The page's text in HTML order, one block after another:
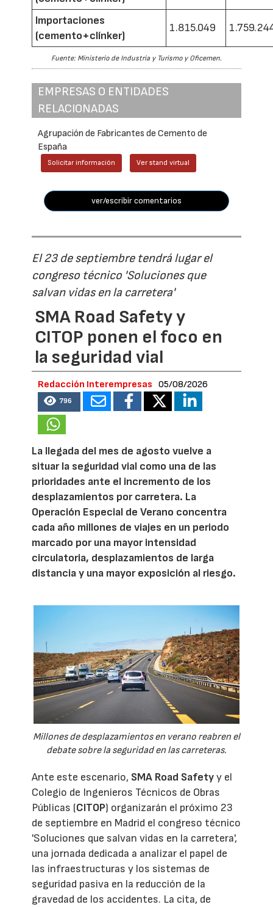
Importaciones
(cemento+clínker)
1.815.049
Fuente: Ministerio de Industria y Turismo y Oficemen.
EMPRESAS O ENTIDADES
RELACIONADAS
Agrupación de Fabricantes de Cemento de
España
Solicitar información Ver stand virtual
ver/escribir comentarios
El 23 de septiembre tendrá lugar el
congreso técnico 'Soluciones que
salvan vidas en la carretera'
SMA Road Safety y
CITOP ponen el foco en
la seguridad vial
Redacción Interempresas 05/08/2026
796
La llegada del mes de agosto vuelve a
situar la seguridad vial como una de las
prioridades ante el incremento de los
desplazamientos por carretera. La
Operación Especial de Verano concentra
cada año millones de viajes en un periodo
marcado por una mayor intensidad
circulatoria, desplazamientos de larga
distancia y una mayor exposición al riesgo.
Millones de desplazamientos en verano reabren el
debate sobre la seguridad en las carreteras.
Ante este escenario, SMA Road Safetyy el
Colegio de Ingenieros Técnicos de Obras
Públicas (CITOP) organizarán el próximo 23
de septiembre en Madrid el congreso técnico
'Soluciones que salvan vidas en la carretera',
una jornada dedicada a analizar el papel de
las infraestructuras y los sistemas de
seguridad pasiva en la reducción de la
gravedad de los accidentes. La cita, de